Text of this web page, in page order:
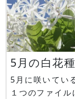
5月の白花
5月に咲いてい
１つのファイ